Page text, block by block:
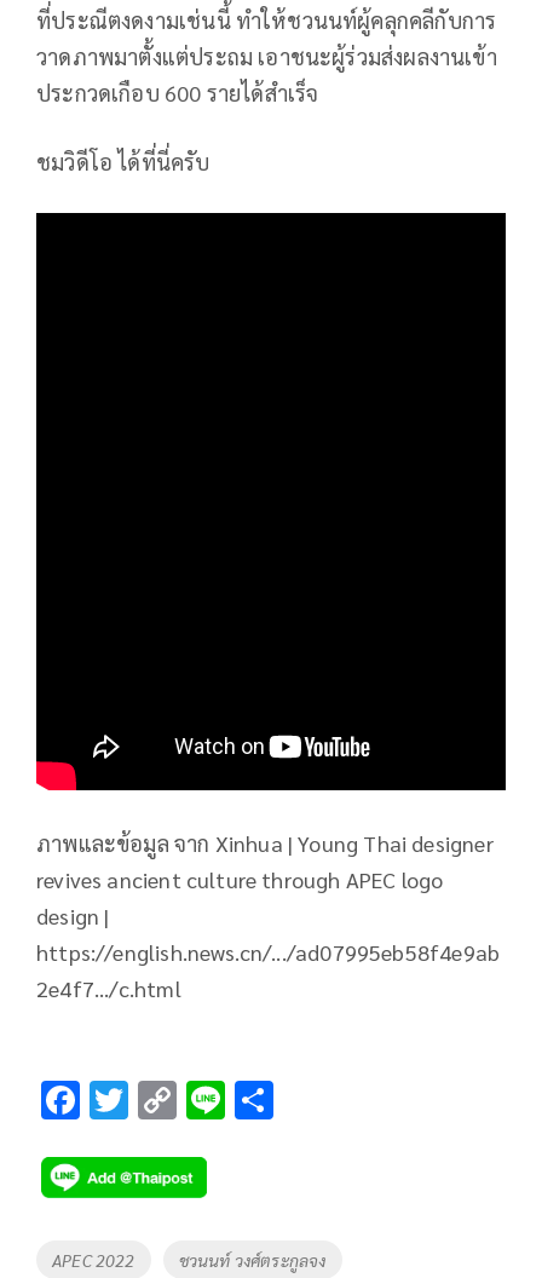
ที่ประณีตงดงามเช่นนี้ ทำให้ชวนนท์ผู้คลุกคลีกับการ
วาดภาพมาตั้งแต่ประถม เอาชนะผู้ร่วมส่งผลงานเข้า
ประกวดเกือบ 600 รายได้สำเร็จ
ชมวิดีโอ ได้ที่นี่ครับ
ภาพและข้อมูล จาก Xinhua | Young Thai designer
revives ancient culture through APEC logo
design |
https://english.news.cn/.../ad07995eb58f4e9ab
2e4f7.../c.html
F
e
b
o
T
tt
er
C
p
y
Li
Li
Tags
APEC 2022 ชวนนท์ วงศ์ตระกูลจง